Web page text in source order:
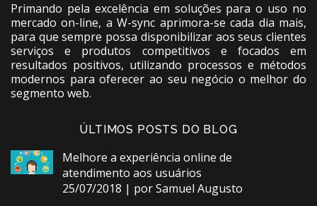
Primando pela excelência em soluções para o uso no
mercado on-line, a W-sync aprimora-se cada dia mais,
para que sempre possa disponibilizar aos seus clientes
serviços e produtos competitivos e focados em
resultados positivos, utilizando processos e métodos
modernos para oferecer ao seu negócio o melhor do
segmento web.
ÚLTIMOS POSTS DO BLOG
Melhore a experiência online de
atendimento aos usuários
25/07/2018 | por Samuel Augusto